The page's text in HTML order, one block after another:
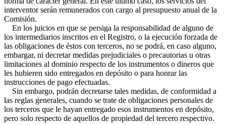
interventor serán remunerados con cargo al presupuesto anual de la
Comisión.
En los juicios en que se persiga la responsabilidad de alguno de
los intermediarios inscritos en el Registro, o la ejecución forzada de
las obligaciones de éstos con terceros, no se podrá, en caso alguno,
embargar, ni decretar medidas prejudiciales o precautorias u otras
limitaciones al dominio respecto de los instrumentos o dineros que
les hubieren sido entregados en depósito o para honrar las
instrucciones de pago efectuadas.
Sin embargo, podrán decretarse tales medidas, de conformidad a
las reglas generales, cuando se trate de obligaciones personales de
los terceros que le hayan entregado esos instrumentos en depósito,
pero solo respecto de aquellos de propiedad del tercero respectivo.